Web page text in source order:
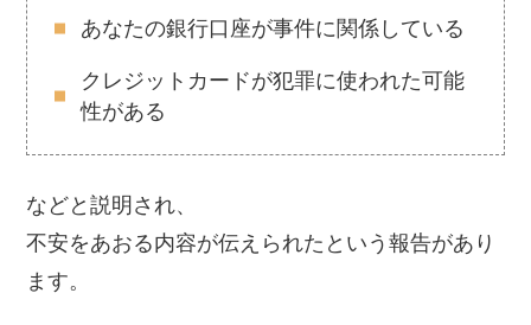
あなたの銀行口座が事件に関係している
クレジットカードが犯罪に使われた可能
性がある
などと説明され、
不安をあおる内容が伝えられたという報告があり
ます。